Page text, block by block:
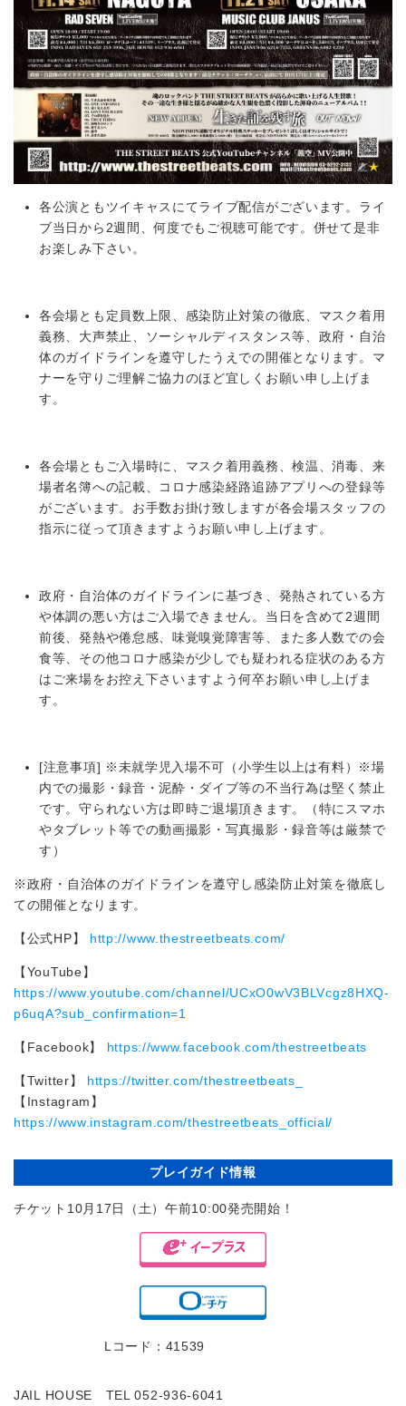
各公演ともツイキャスにてライブ配信がございます。ライ
ブ当日から2週間、何度でもご視聴可能です。併せて是非
お楽しみ下さい。
各会場とも定員数上限、感染防止対策の徹底、マスク着用
義務、大声禁止、ソーシャルディスタンス等、政府・自治
体のガイドラインを遵守したうえでの開催となります。マ
ナーを守りご理解ご協力のほど宜しくお願い申し上げま
す。
各会場ともご入場時に、マスク着用義務、検温、消毒、来
場者名簿への記載、コロナ感染経路追跡アプリへの登録等
がございます。お手数お掛け致しますが各会場スタッフの
指示に従って頂きますようお願い申し上げます。
政府・自治体のガイドラインに基づき、発熱されている方
や体調の悪い方はご入場できません。当日を含めて2週間
前後、発熱や倦怠感、味覚嗅覚障害等、また多人数での会
食等、その他コロナ感染が少しでも疑われる症状のある方
はご来場をお控え下さいますよう何卒お願い申し上げま
す。
[注意事項] ※未就学児入場不可（小学生以上は有料）※場
内での撮影・録音・泥酔・ダイブ等の不当行為は堅く禁止
です。守られない方は即時ご退場頂きます。（特にスマホ
やタブレット等での動画撮影・写真撮影・録音等は厳禁で
す）
※政府・自治体のガイドラインを遵守し感染防止対策を徹底し
ての開催となります。
【公式HP】 http://www.thestreetbeats.com/
【YouTube】
https://www.youtube.com/channel/UCxO0wV3BLVcgz8HXQ-
p6uqA?sub_confirmation=1
【Facebook】 https://www.facebook.com/thestreetbeats
【Twitter】 https://twitter.com/thestreetbeats_
【Instagram】
https://www.instagram.com/thestreetbeats_official/
プレイガイド情報
チケット10月17日（土）午前10:00発売開始！
Lコード：41539
JAIL HOUSE TEL 052-936-6041